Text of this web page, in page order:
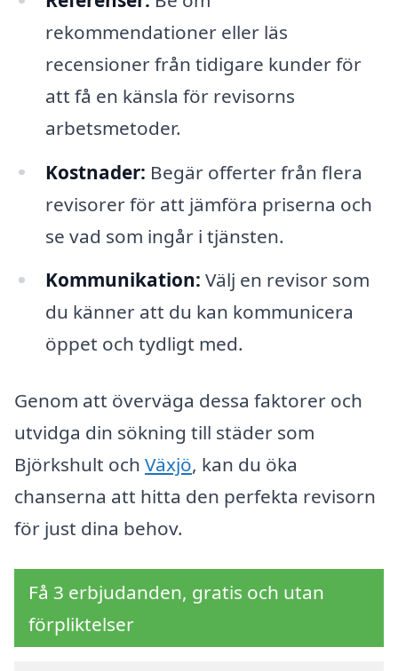
rekommendationer eller läs
recensioner från tidigare kunder för
att få en känsla för revisorns
arbetsmetoder.
Kostnader: Begär offerter från flera
revisorer för att jämföra priserna och
se vad som ingår i tjänsten.
Kommunikation: Välj en revisor som
du känner att du kan kommunicera
öppet och tydligt med.
Genom att överväga dessa faktorer och
utvidga din sökning till städer som
Björkshult och Växjö, kan du öka
chanserna att hitta den perfekta revisorn
för just dina behov.
Få 3 erbjudanden, gratis och utan
förpliktelser